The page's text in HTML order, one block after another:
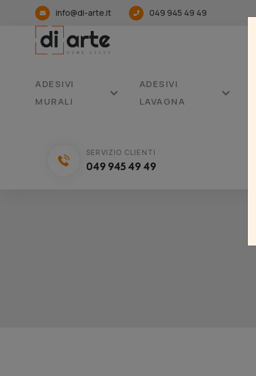
info@di-arte.it 049 945 49 49
ADESIVI
MURALI
ADESIVI
LAVAGNA
SERVIZIO CLIENTI
049 945 49 49